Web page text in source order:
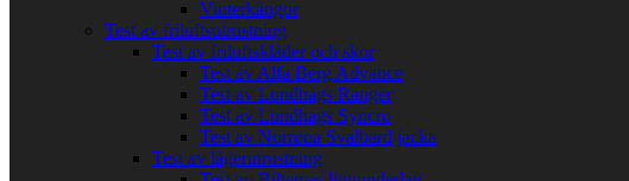
Vinterkängor
Test av friluftsutrustning
Test av friluftskläder och skor
Test av Alfa Berg Advance
Test av Lundhags Ranger
Test av Lundhags Syncro
Test av Norrøna Svalbard jacka
Test av lägerutrustning